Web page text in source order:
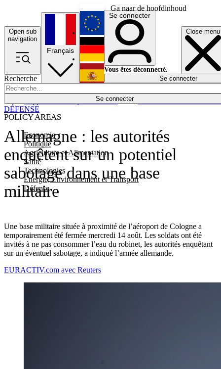
Ga naar de hoofdinhoud
Open sub
navigation
Close menu
Recherche
Se connecter
POLICY AREAS
Economie
Politique
Agriculture et Alimentation
Santé
Technologies
Energie, Environnement et Transport
Défense
Économie
Français
English
Deutsch
Español
Se connecter
Vous êtes déconnecté.
Se connecter
Allemagne : les autorités
enquêtent sur un potentiel
sabotage dans une base
militaire
Une base militaire située à proximité de l’aéroport de Cologne a
temporairement été fermée mercredi 14 août. Les soldats ont été
invités à ne pas consommer l’eau du robinet, les autorités enquêtant
sur un éventuel sabotage, a indiqué l’armée allemande.
DÉFENSE
EURACTIV.com avec Reuters